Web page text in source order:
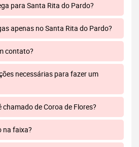
para Santa Rita do Pardo?
apenas no Santa Rita do Pardo?
contato?
necessárias para fazer um
chamado de Coroa de Flores?
na faixa?